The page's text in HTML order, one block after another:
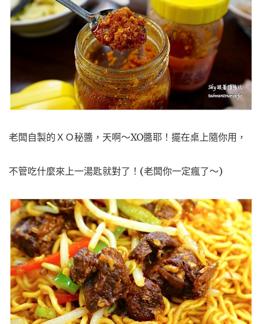
老闆自製的ＸＯ秘醬，天啊～XO醬耶！擺在桌上隨你用，
不管吃什麼來上一湯匙就對了！(老闆你一定瘋了～)